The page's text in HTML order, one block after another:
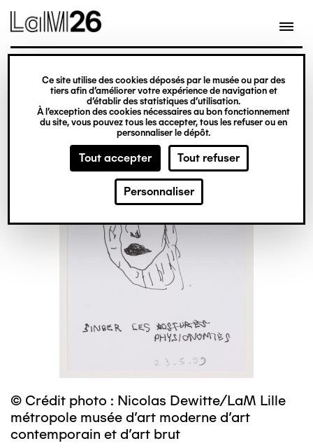
Gestion des cookies
Ce site utilise des cookies déposés par le musée ou par des
tiers afin d’améliorer votre expérience de navigation et
d’établir des statistiques d’utilisation.
À l’exception des cookies nécessaires au bon fonctionnement
du site, vous pouvez tous les accepter, tous les refuser ou en
personnaliser le dépôt.
Tout accepter Tout refuser
Personnaliser
contenu
© Crédit photo : Nicolas Dewitte/LaM Lille
métropole musée d’art moderne d’art
contemporain et d’art brut